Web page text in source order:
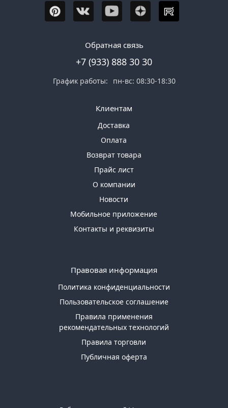
Обратная связь
+7 (933) 888 30 30
График работы: пн-вс: 08:30-18:30
Клиентам
Доставка
Оплата
Возврат товара
Прайс лист
О компании
Новости
Мобильное приложение
Контакты и реквизиты
Правовая информация
Политика конфиденциальности
Пользовательское соглашение
Правила применения
рекомендательных технологий
Правила торговли
Публичная оферта